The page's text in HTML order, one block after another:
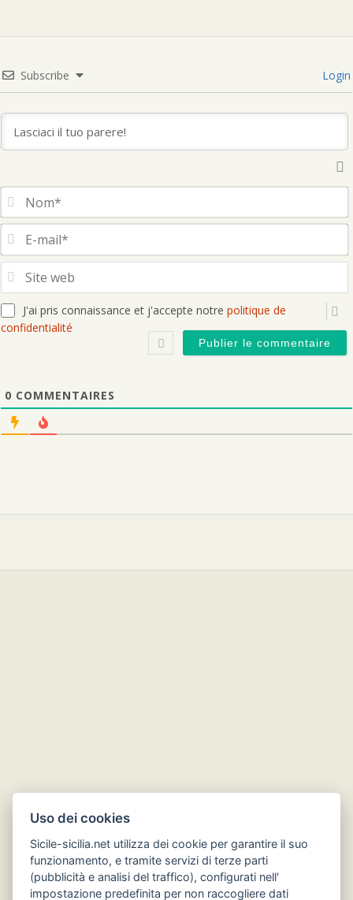
Subscribe Login
J'ai pris connaissance et j'accepte notre politique de
confidentialité
0 COMMENTAIRES
Uso dei cookies
Sicile-sicilia.net utilizza dei cookie per garantire il suo
funzionamento, e tramite servizi di terze parti
(pubblicità e analisi del traffico), configurati nell'
impostazione predefinita per non raccogliere dati